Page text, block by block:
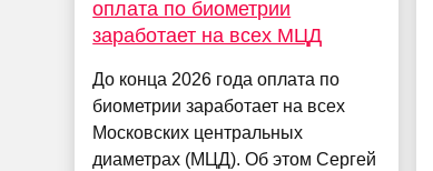
оплата по биометрии
заработает на всех МЦД
До конца 2026 года оплата по
биометрии заработает на всех
Московских центральных
диаметрах (МЦД). Об этом Сергей